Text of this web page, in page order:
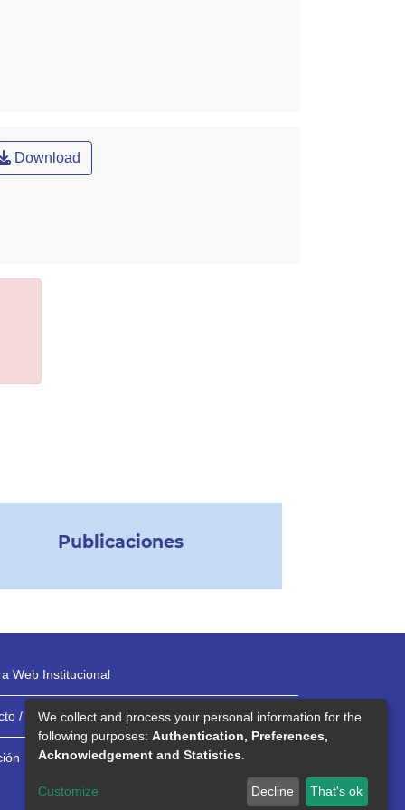
Download
Publicaciones
Web Institucional
/ Teléfonos
We collect and process your personal information for the
following purposes: Authentication, Preferences,
Acknowledgement and Statistics
Customize Decline That's ok